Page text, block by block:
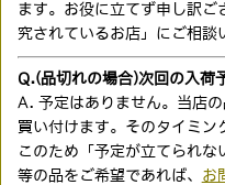
ます。お役に立てず申し訳ご
究されているお店」にご相談
Q.(品切れの場合)次回の入荷
A. 予定はありません。当店の
買い付けます。そのタイミン
このため「予定が立てられな
等の品をご希望であれば、 お